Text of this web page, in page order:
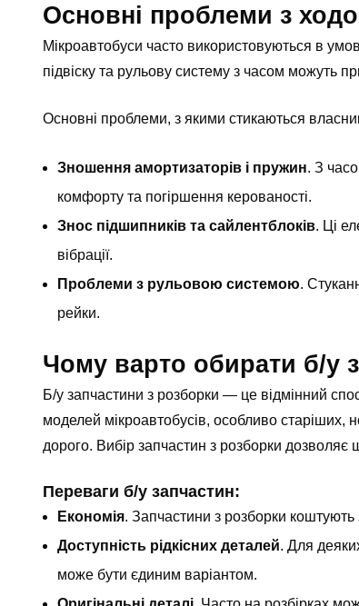
Основні проблеми з
Мікроавтобуси часто використовуються в
підвіску та рульову систему з часом можуть
Основні проблеми, з якими стикаються
Зношення амортизаторів і пружин. З
комфорту та погіршення керованості.
Знос підшипників та сайлентблоків. Ці
вібрації.
Проблеми з рульовою системою.
рейки.
Чому варто обирати б/у
Б/у запчастини з розборки — це відмінний
моделей мікроавтобусів, особливо старіших,
дорого. Вибір запчастин з розборки дозволяє
Переваги б/у запчастин:
Економія. Запчастини з розборки коштують
Доступність рідкісних деталей. Для
може бути єдиним варіантом.